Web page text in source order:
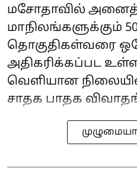
மசோதாவில்
மாநிலங்களுக்கும்
தொகுதிகள்வரை
அதிகரிக்கப்பட
வெளியான
சாதக பாதக